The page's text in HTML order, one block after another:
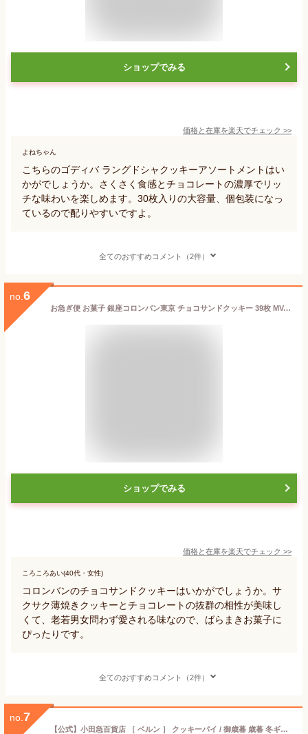
ショップでみる
価格と在庫を楽天でチェック >>
よねちゃん
こちらのゴディバ ラングドシャクッキーアソートメントはい
かがでしょうか。さくさく食感とチョコレートの濃厚でリッ
チな味わいを楽しめます。30枚入りの大容量、個包装になっ
ているので配りやすいですよ。
全てのおすすめコメント（2件）
no. 6
お急ぎ便 お菓子 銀座コロンバン東京 チョコサンドクッキー 39枚 MV-19 焼き菓子 メルヴェイユ 個包装 洋菓子 スイーツ 詰め合わせ ギフト 内祝い お返し 出産 結婚 香典返し 手土産 ばらまき 菓子折り 退職 卒業 異動 定年 祝い
ショップでみる
価格と在庫を楽天でチェック >>
ころころあい(40代・女性)
コロンバンのチョコサンドクッキーはいかがでしょうか。サ
クサク薄焼きクッキーとチョコレートの抜群の相性が美味し
くて、老若男女問わず愛される味なので、ばらまきお菓子に
ぴったりです。
全てのおすすめコメント（2件）
no. 7
【公式】小田急百貨店 ［ ベルン ］ クッキーパイ / 御歳暮 歳暮 冬ギフト 冬の贈り物 2025 楽天 親戚 友人 会社宛 両親 ｜お届け希望期間指定※沖縄・離島へは届不可